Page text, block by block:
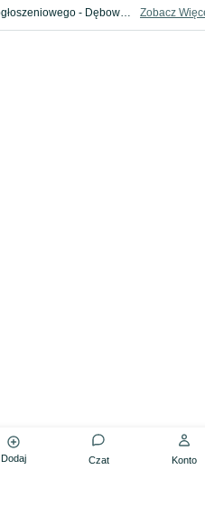
Skorzystaj z największego serwisu ogłoszeniowego - Dębowiec Wielki i okolice! Kupuj to, czego pragniesz i sprzedawaj to, czego już nie potrzebujesz! Zobacz
Dodaj Czat Konto